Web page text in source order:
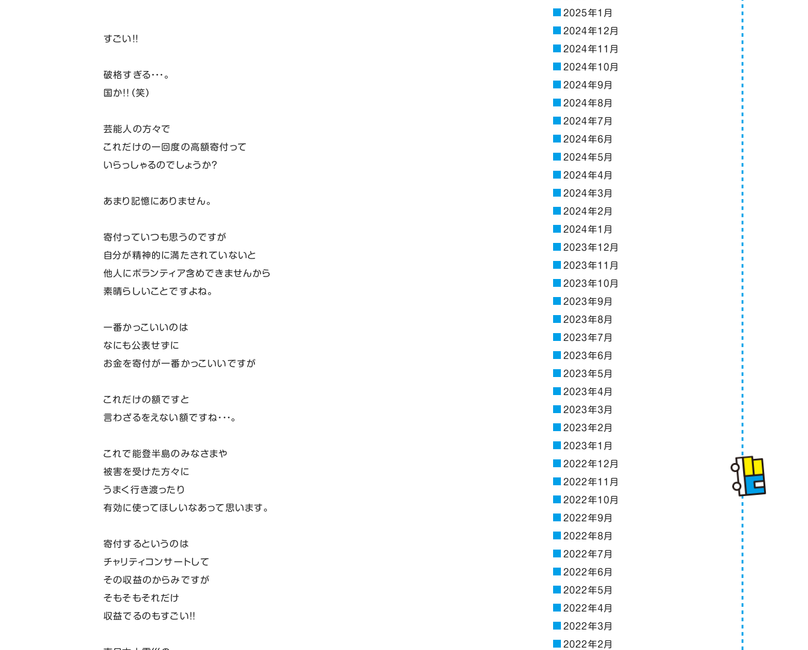
すごい！！
破格すぎる・・・。
国か！！（笑）
芸能人の方々で
これだけの一回度の高額寄付って
いらっしゃるのでしょうか？
あまり記憶にありません。
寄付っていつも思うのですが
自分が精神的に満たされていないと
他人にボランティア含めできませんから
素晴らしいことですよね。
一番かっこいいのは
なにも公表せずに
お金を寄付が一番かっこいいですが
これだけの額ですと
言わざるをえない額ですね・・・。
これで能登半島のみなさまや
被害を受けた方々に
うまく行き渡ったり
有効に使ってほしいなあって思います。
寄付するというのは
チャリティコンサートして
その収益のからみですが
そもそもそれだけ
収益でるのもすごい！！
2025年1月
2024年12月
2024年11月
2024年10月
2024年9月
2024年8月
2024年7月
2024年6月
2024年5月
2024年4月
2024年3月
2024年2月
2024年1月
2023年12月
2023年11月
2023年10月
2023年9月
2023年8月
2023年7月
2023年6月
2023年5月
2023年4月
2023年3月
2023年2月
2023年1月
2022年12月
2022年11月
2022年10月
2022年9月
2022年8月
2022年7月
2022年6月
2022年5月
2022年4月
2022年3月
2022年2月